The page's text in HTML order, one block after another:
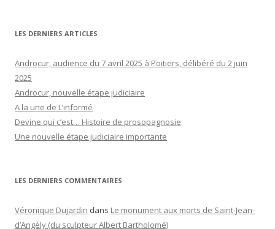
LES DERNIERS ARTICLES
Androcur, audience du 7 avril 2025 à Poitiers, délibéré du 2 juin
2025
Androcur, nouvelle étape judiciaire
A la une de L’informé
Devine qui c’est… Histoire de prosopagnosie
Une nouvelle étape judiciaire importante
LES DERNIERS COMMENTAIRES
Véronique Dujardin dans Le monument aux morts de Saint-Jean-
d’Angély (du sculpteur Albert Bartholomé)